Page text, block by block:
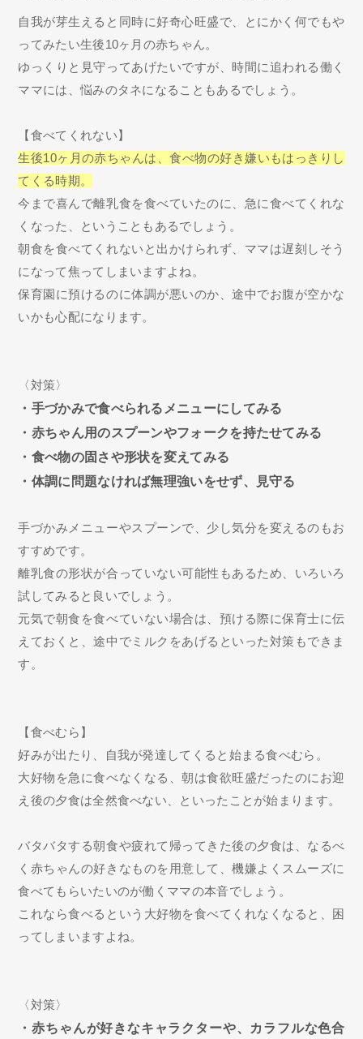
自我が芽生えると同時に好奇心旺盛で、とにかく何でもや
ってみたい生後10ヶ月の赤ちゃん。
ゆっくりと見守ってあげたいですが、時間に追われる働く
ママには、悩みのタネになることもあるでしょう。
【食べてくれない】
生後10ヶ月の赤ちゃんは、食べ物の好き嫌いもはっきりし
てくる時期。
今まで喜んで離乳食を食べていたのに、急に食べてくれな
くなった、ということもあるでしょう。
朝食を食べてくれないと出かけられず、ママは遅刻しそう
になって焦ってしまいますよね。
保育園に預けるのに体調が悪いのか、途中でお腹が空かな
いかも心配になります。
〈対策〉
・手づかみで食べられるメニューにしてみる
・赤ちゃん用のスプーンやフォークを持たせてみる
・食べ物の固さや形状を変えてみる
・体調に問題なければ無理強いをせず、見守る
手づかみメニューやスプーンで、少し気分を変えるのもお
すすめです。
離乳食の形状が合っていない可能性もあるため、いろいろ
試してみると良いでしょう。
元気で朝食を食べていない場合は、預ける際に保育士に伝
えておくと、途中でミルクをあげるといった対策もできま
す。
【食べむら】
好みが出たり、自我が発達してくると始まる食べむら。
大好物を急に食べなくなる、朝は食欲旺盛だったのにお迎
え後の夕食は全然食べない、といったことが始まります。
バタバタする朝食や疲れて帰ってきた後の夕食は、なるべ
く赤ちゃんの好きなものを用意して、機嫌よくスムーズに
食べてもらいたいのが働くママの本音でしょう。
これなら食べるという大好物を食べてくれなくなると、困
ってしまいますよね。
〈対策〉
・赤ちゃんが好きなキャラクターや、カラフルな色合